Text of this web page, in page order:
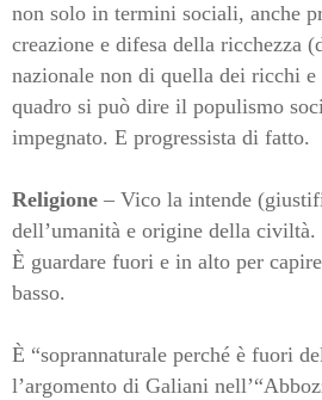
non solo in termini sociali, anche
creazione e difesa della ricchezza
nazionale non di quella dei ricchi
quadro si può dire il populismo
impegnato. E progressista di fatto.
Religione – Vico la intende
dell’umanità e origine della civiltà.
È guardare fuori e in alto per
basso.
È “soprannaturale perché è fuori
l’argomento di Galiani